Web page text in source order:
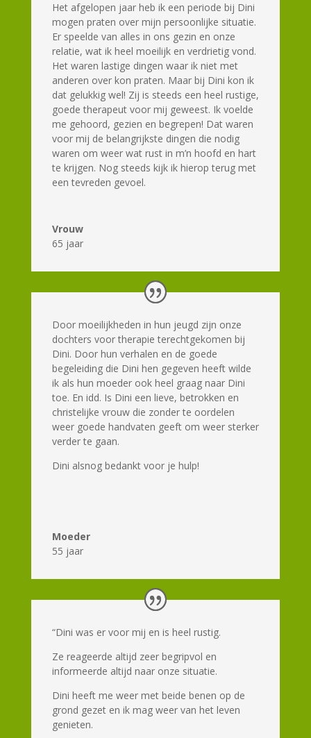
Het afgelopen jaar heb ik een periode bij Dini
mogen praten over mijn persoonlijke situatie.
Er speelde van alles in ons gezin en onze
relatie, wat ik heel moeilijk en verdrietig vond.
Het waren lastige dingen waar ik niet met
anderen over kon praten. Maar bij Dini kon ik
dat gelukkig wel! Zij is steeds een heel rustige,
goede therapeut voor mij geweest. Ik voelde
me gehoord, gezien en begrepen! Dat waren
voor mij de belangrijkste dingen die nodig
waren om weer wat rust in m’n hoofd en hart
te krijgen. Nog steeds kijk ik hierop terug met
een tevreden gevoel.
Vrouw
65 jaar
Door moeilijkheden in hun jeugd zijn onze
dochters voor therapie terechtgekomen bij
Dini. Door hun verhalen en de goede
begeleiding die Dini hen gegeven heeft wilde
ik als hun moeder ook heel graag naar Dini
toe. En idd. Is Dini een lieve, betrokken en
christelijke vrouw die zonder te oordelen
weer goede handvaten geeft om weer sterker
verder te gaan.
Dini alsnog bedankt voor je hulp!
Moeder
55 jaar
“Dini was er voor mij en is heel rustig.
Ze reageerde altijd zeer begripvol en
informeerde altijd naar onze situatie.
Dini heeft me weer met beide benen op de
grond gezet en ik mag weer van het leven
genieten.